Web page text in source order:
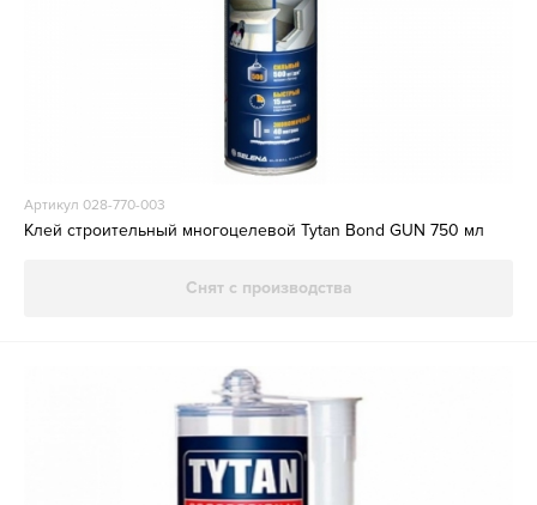
Артикул 028-770-003
Клей строительный многоцелевой Tytan Bond GUN 750 мл
Снят с производства